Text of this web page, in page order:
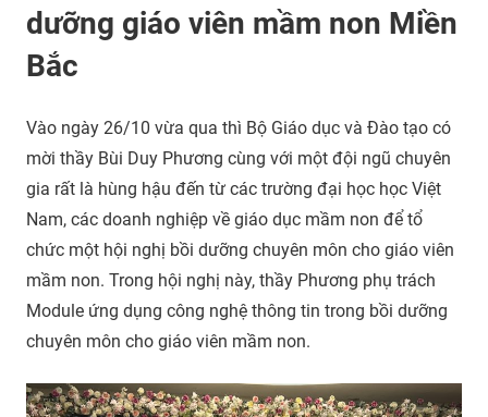
dưỡng giáo viên mầm non Miền
Bắc
Vào ngày 26/10 vừa qua thì Bộ Giáo dục và Đào tạo có
mời thầy Bùi Duy Phương cùng với một đội ngũ chuyên
gia rất là hùng hậu đến từ các trường đại học học Việt
Nam, các doanh nghiệp về giáo dục mầm non để tổ
chức một hội nghị bồi dưỡng chuyên môn cho giáo viên
mầm non. Trong hội nghị này, thầy Phương phụ trách
Module ứng dụng công nghệ thông tin trong bồi dưỡng
chuyên môn cho giáo viên mầm non.